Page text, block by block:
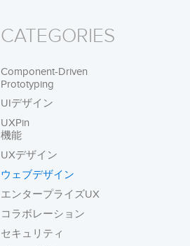
CATEGORIES
Component-Driven
Prototyping
UIデザイン
UXPin
機能
UXデザイン
ウェブデザイン
エンタープライズUX
コラボレーション
セキュリティ